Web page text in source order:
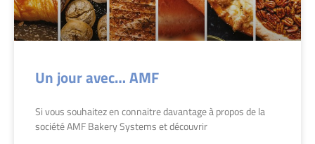
Un jour avec… AMF
Si vous souhaitez en connaitre davantage à propos de la
société AMF Bakery Systems et découvrir